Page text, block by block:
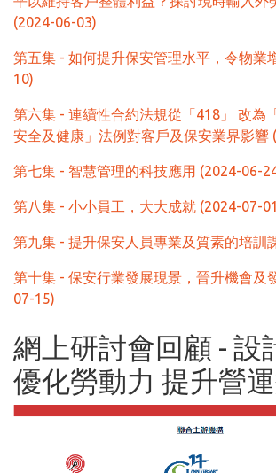
(2024-06-03)
第五集 - 如何提升保安管理水平，令物業
10)
第六集 - 連續性合約法規從「418」 改為
安全及健康」法例對客戶及保安業界影響
第七集 - 智慧管理的科技應用 (2024-06-
第八集 - 小小員工，大大成就 (2024-07-
第九集 - 提升保安人員專業及質素的培訓
第十集 - 保安行業發展現景，晉升機會及
07-15)
網上研討會回顧 - 設
優化勞動力 提升營